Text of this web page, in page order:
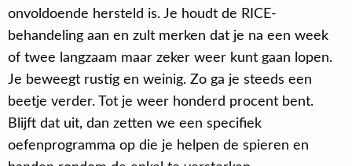
onvoldoende hersteld is. Je houdt de RICE-
behandeling aan en zult merken dat je na een week
of twee langzaam maar zeker weer kunt gaan lopen.
Je beweegt rustig en weinig. Zo ga je steeds een
beetje verder. Tot je weer honderd procent bent.
Blijft dat uit, dan zetten we een specifiek
oefenprogramma op die je helpen de spieren en